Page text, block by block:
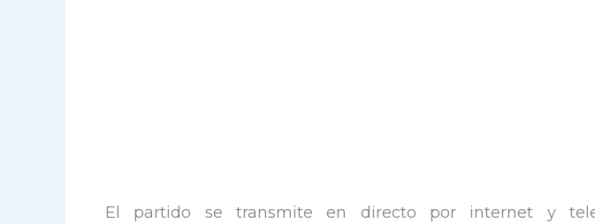
El partido se transmite en directo por internet y